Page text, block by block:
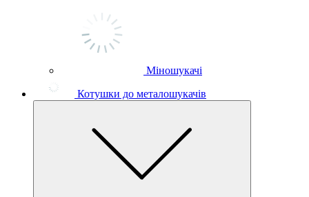
Міношукачі
Котушки до металошукачів